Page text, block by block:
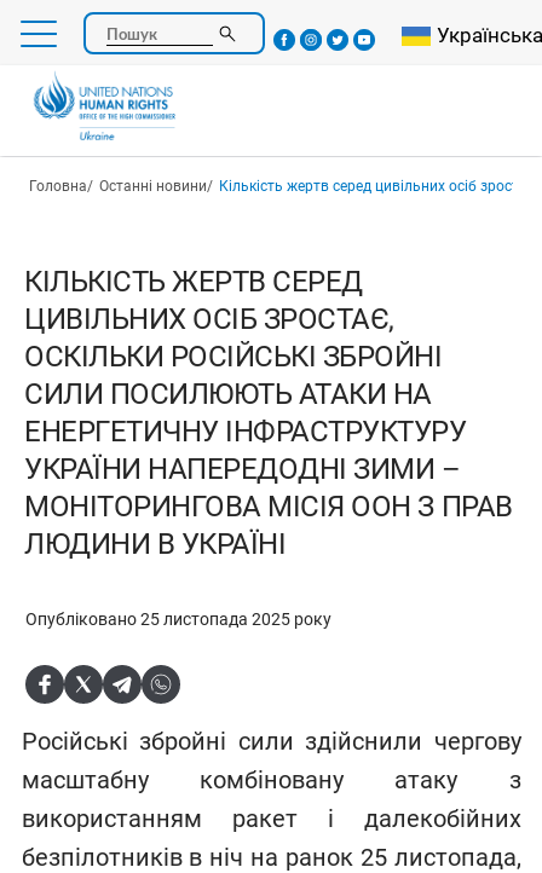
Перейти
основного
Пошук Select your
Українська
Рядок навіґації
Головна Останні новини Кількість жертв серед цивільних осіб зростає, оскільки російські збройні сили посилюють атаки на енергетичну інфраструктуру України
КІЛЬКІСТЬ ЖЕРТВ СЕРЕД
ЦИВІЛЬНИХ ОСІБ ЗРОСТАЄ,
ОСКІЛЬКИ РОСІЙСЬКІ ЗБРОЙНІ
СИЛИ ПОСИЛЮЮТЬ АТАКИ НА
ЕНЕРГЕТИЧНУ ІНФРАСТРУКТУРУ
УКРАЇНИ НАПЕРЕДОДНІ ЗИМИ –
МОНІТОРИНГОВА МІСІЯ ООН З ПРАВ
ЛЮДИНИ В УКРАЇНІ
Опубліковано 25 листопада 2025 року
Російські збройні сили здійснили чергову
масштабну комбіновану атаку з
використанням ракет і далекобійних
безпілотників в ніч на ранок 25 листопада,